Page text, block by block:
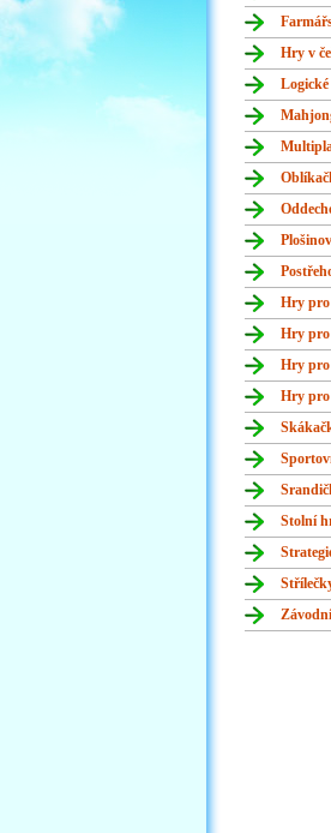
Hry v
Hry
Hry
Hry
Hry pro
Stolní